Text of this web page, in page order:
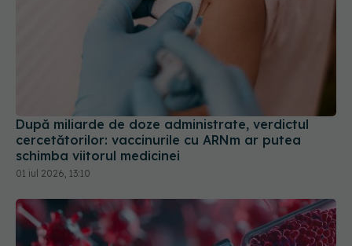
După miliarde de doze administrate, verdictul
cercetătorilor: vaccinurile cu ARNm ar putea
schimba viitorul medicinei